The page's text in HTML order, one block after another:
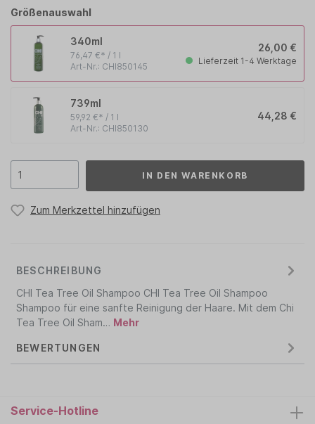
Größenauswahl
340ml
76,47 €* / 1 l
Art-Nr.: CHI850145
26,00 €
Lieferzeit 1-4 Werktage
739ml
59,92 €* / 1 l
Art-Nr.: CHI850130
44,28 €
IN DEN WARENKORB
Zum Merkzettel hinzufügen
BESCHREIBUNG
CHI Tea Tree Oil Shampoo CHI Tea Tree Oil Shampoo
Shampoo für eine sanfte Reinigung der Haare. Mit dem Chi
Tea Tree Oil Sham… Mehr
BEWERTUNGEN
Service-Hotline